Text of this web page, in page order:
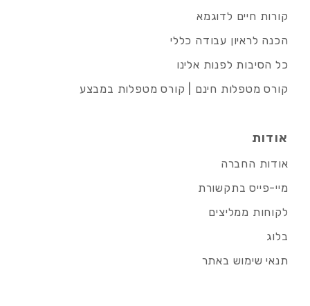
קורות חיים לדוגמא
הכנה לראיון עבודה כללי
כל הסיבות לפנות אלינו
קורס מטפלות חינם | קורס מטפלות במבצע
אודות
אודות החברה
מיי-פייס בתקשורת
לקוחות ממליצים
בלוג
תנאי שימוש באתר